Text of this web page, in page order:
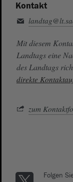
Kontakt
Mit diesem
Landtags eine
des Landtags
direkte
zum
Folgen